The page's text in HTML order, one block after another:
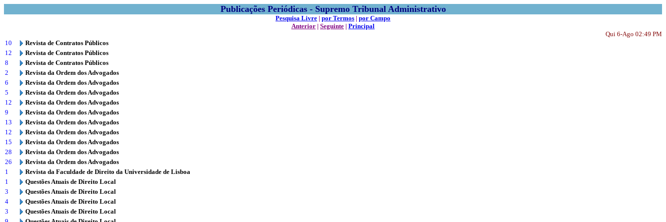
Publicações Periódicas - Supremo Tribunal Administrativo
Pesquisa Livre | por Termos | por Campo
Anterior | Seguinte | Principal
Qui 6-Ago 02:49 PM
10
Revista de Contratos Públicos
12
Revista de Contratos Públicos
8
Revista de Contratos Públicos
2
Revista da Ordem dos Advogados
6
Revista da Ordem dos Advogados
5
Revista da Ordem dos Advogados
12
Revista da Ordem dos Advogados
9
Revista da Ordem dos Advogados
13
Revista da Ordem dos Advogados
12
Revista da Ordem dos Advogados
15
Revista da Ordem dos Advogados
28
Revista da Ordem dos Advogados
26
Revista da Ordem dos Advogados
1
Revista da Faculdade de Direito da Universidade de Lisboa
1
Questões Atuais de Direito Local
3
Questões Atuais de Direito Local
4
Questões Atuais de Direito Local
3
Questões Atuais de Direito Local